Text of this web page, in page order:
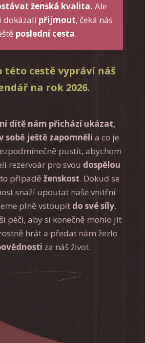
ženská kvalita. Ale
dokázali přijmout, čeká nás
poslední cesta.
této cestě vypráví náš
na rok 2026.
dítě nám přichází ukázat,
sobě ještě zapomněli a co je
pustit, abychom
rezervoár pro svou dospělou
případě ženskost. Dokud se
snaží upoutat naše vnitřní
plně vstoupit do své síly.
péči, aby si konečně mohlo jít
hrát a předat nám žezlo
za náš život.